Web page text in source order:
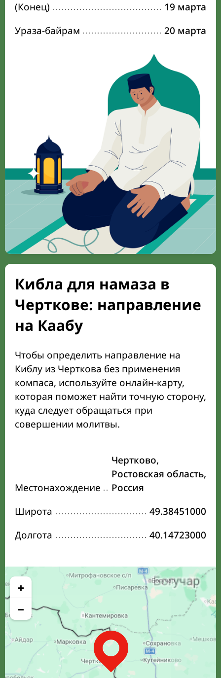
(Конец)
19 марта
Ураза-байрам
20 марта
Кибла для намаза в
Черткове: направление
на Каабу
Чтобы определить направление на
Киблу из Черткова без применения
компаса, используйте онлайн-карту,
которая поможет найти точную сторону,
куда следует обращаться при
совершении молитвы.
Местонахождение
Чертково,
Ростовская область,
Россия
Широта
49.38451000
Долгота
40.14723000
+
−